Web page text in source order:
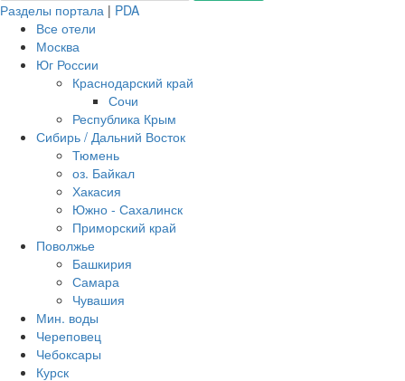
Разделы портала | PDA
Все отели
Москва
Юг России
Краснодарский край
Сочи
Республика Крым
Сибирь / Дальний Восток
Тюмень
оз. Байкал
Хакасия
Южно - Сахалинск
Приморский край
Поволжье
Башкирия
Самара
Чувашия
Мин. воды
Череповец
Чебоксары
Курск